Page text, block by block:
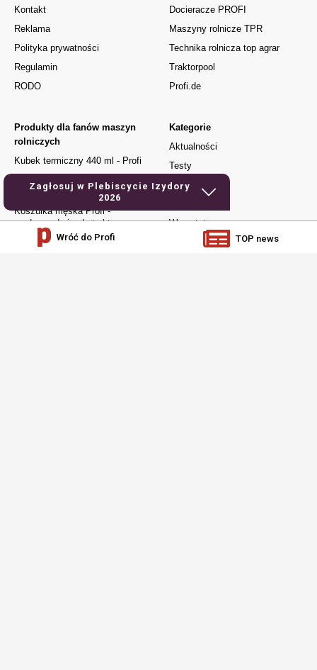
Zagłosuj w Plebiscycie Izydory
2026
Kontakt
Reklama
Polityka prywatności
Regulamin
RODO
Kategorie
Aktualności
Testy
Używane
Warsztat
Jak to działa
Produkty dla fanów maszyn
rolniczych
Kubek termiczny 440 ml - Profi
Kubek Urodzony do jazdy
traktorem
Koszulka męska Profi -
urodzony do jazdy traktorem
Czapka z daszkiem – Profi
Docieracze PROFI
Maszyny rolnicze TPR
Technika rolnicza top agrar
Traktorpool
Profi.de
Wróć do Profi TOP news